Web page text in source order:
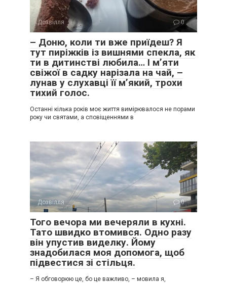
Дозвілля 0
– Доню, коли ти вже приїдеш? Я
тут пиріжків із вишнями спекла, як
ти в дитинстві любила… І м’яти
свіжої в садку нарізала на чай, –
лунав у слухавці її м’який, трохи
тихий голос.
Останні кілька років моє життя вимірювалося не порами
року чи святами, а сповіщеннями в
Дозвілля 0
Того вечора ми вечеряли в кухні.
Тато швидко втомився. Одно разу
він упустив виделку. Йому
знадобилася моя допомога, щоб
підвестися зі стільця.
– Я обговорюю це, бо це важливо, – мовила я,